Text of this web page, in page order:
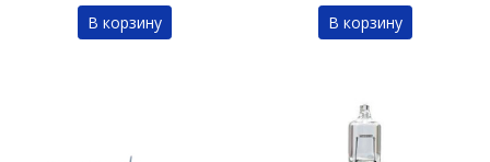
В корзину В корзину